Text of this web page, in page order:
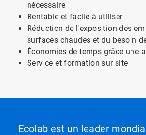
nécessaire
Rentable et facile à utiliser
Réduction de l'exposition des
surfaces chaudes et du besoin
Économies de temps grâce une
Service et formation sur site
Ecolab est un leader